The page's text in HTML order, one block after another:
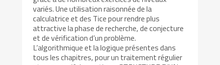
variés. Une utilisation raisonnée de la
calculatrice et des Tice pour rendre plus
attractive la phase de recherche, de conjecture
et de vérification d’un problème.
L’algorithmique et la logique présentes dans
tous les chapitres, pour un traitement régulier